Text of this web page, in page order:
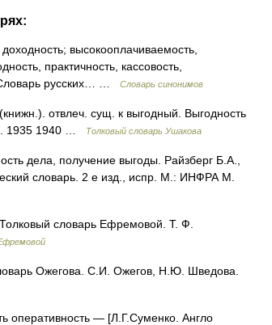
высокооплачиваемость,
практичность, кассовость,
Словарь русских… …
Словарь синонимов
отвлеч. сущ. к выгодный. Выгодность
1935 1940 …
Толковый словарь Ушакова
дела, получение выгоды. Райзберг Б.А.,
словарь. 2 е изд., испр. М.: ИНФРА М.
словарь Ефремовой. Т. Ф.
Ожегова. С.И. Ожегов, Н.Ю. Шведова.
оперативность — [Л.Г.Суменко. Англо